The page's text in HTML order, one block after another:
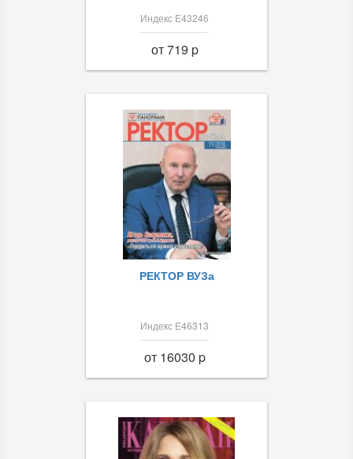
Индекс Е43246
от 719 p
РЕКТОР ВУЗа
Индекс Е46313
от 16030 p